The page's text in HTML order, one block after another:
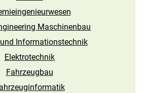
Maschinenbau
und Informations­technik
Elektrotechnik
Fahrzeugbau